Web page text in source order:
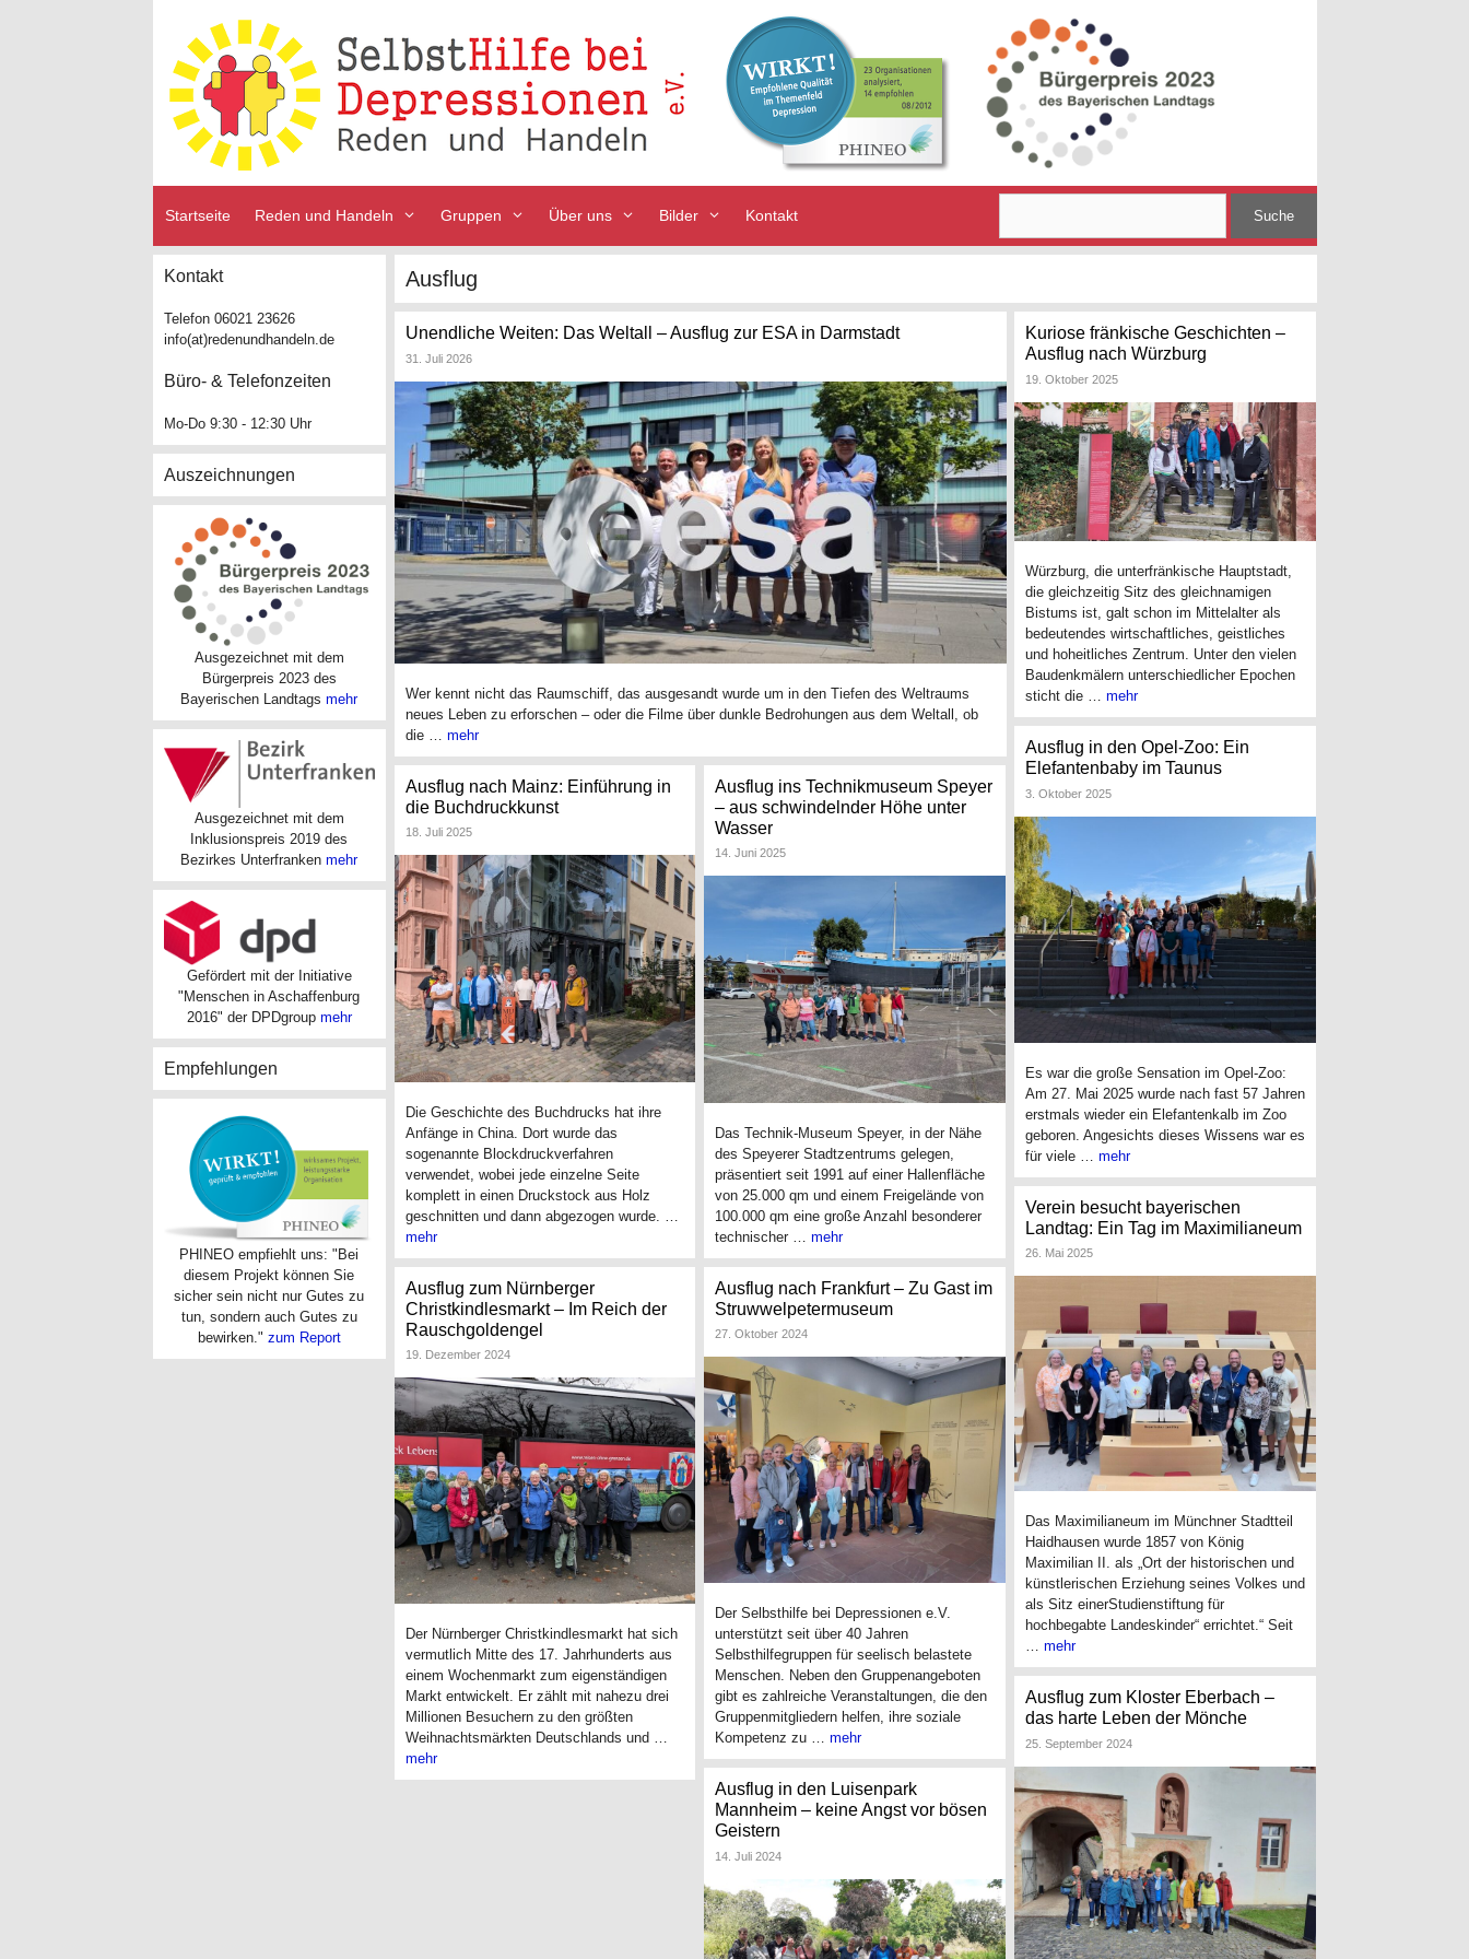
Startseite Reden und Handeln Gruppen Über uns Bilder Kontakt
Ausflug
Unendliche Weiten: Das Weltall – Ausflug zur ESA in Darmstadt
31. Juli 2026
Wer kennt nicht das Raumschiff, das ausgesandt wurde um in den Tiefen des Weltraums
neues Leben zu erforschen – oder die Filme über dunkle Bedrohungen aus dem Weltall, ob
die … mehr
Kuriose fränkische Geschichten –
Ausflug nach Würzburg
19. Oktober 2025
Würzburg, die unterfränkische Hauptstadt,
die gleichzeitig Sitz des gleichnamigen
Bistums ist, galt schon im Mittelalter als
bedeutendes wirtschaftliches, geistliches
und hoheitliches Zentrum. Unter den vielen
Baudenkmälern unterschiedlicher Epochen
sticht die …mehr
Ausflug in den Opel-Zoo: Ein
Elefantenbaby im Taunus
3. Oktober 2025
Es war die große Sensation im Opel-Zoo:
Am 27. Mai 2025 wurde nach fast 57 Jahren
erstmals wieder ein Elefantenkalb im Zoo
geboren. Angesichts dieses Wissens war es
für viele …mehr
Ausflug nach Mainz: Einführung in
die Buchdruckkunst
18. Juli 2025
Die Geschichte des Buchdrucks hat ihre
Anfänge in China. Dort wurde das
sogenannte Blockdruckverfahren
verwendet, wobei jede einzelne Seite
komplett in einen Druckstock aus Holz
geschnitten und dann abgezogen wurde. …
mehr
Ausflug ins Technikmuseum Speyer
– aus schwindelnder Höhe unter
Wasser
14. Juni 2025
Das Technik-Museum Speyer, in der Nähe
des Speyerer Stadtzentrums gelegen,
präsentiert seit 1991 auf einer Hallenfläche
von 25.000 qm und einem Freigelände von
100.000 qm eine große Anzahl besonderer
technischer …mehr
Verein besucht bayerischen
Landtag: Ein Tag im Maximilianeum
26. Mai 2025
Das Maximilianeum im Münchner Stadtteil
Haidhausen wurde 1857 von König
Maximilian II. als „Ort der historischen und
künstlerischen Erziehung seines Volkes und
als Sitz einerStudienstiftung für
hochbegabte Landeskinder“ errichtet.“ Seit
…mehr
Ausflug zum Nürnberger
Christkindlesmarkt – Im Reich der
Rauschgoldengel
19. Dezember 2024
Der Nürnberger Christkindlesmarkt hat sich
vermutlich Mitte des 17. Jahrhunderts aus
einem Wochenmarkt zum eigenständigen
Markt entwickelt. Er zählt mit nahezu drei
Millionen Besuchern zu den größten
Weihnachtsmärkten Deutschlands und …
mehr
Ausflug nach Frankfurt – Zu Gast im
Struwwelpetermuseum
27. Oktober 2024
Der Selbsthilfe bei Depressionen e.V.
unterstützt seit über 40 Jahren
Selbsthilfegruppen für seelisch belastete
Menschen. Neben den Gruppenangeboten
gibt es zahlreiche Veranstaltungen, die den
Gruppenmitgliedern helfen, ihre soziale
Kompetenz zu …mehr
Ausflug zum Kloster Eberbach –
das harte Leben der Mönche
25. September 2024
Ausflug in den Luisenpark
Mannheim – keine Angst vor bösen
Geistern
14. Juli 2024
Kontakt
Telefon 06021 23626
info(at)redenundhandeln.de
Büro- & Telefonzeiten
Mo-Do 9:30 - 12:30 Uhr
Auszeichnungen
Ausgezeichnet mit dem
Bürgerpreis 2023 des
Bayerischen Landtags mehr
Ausgezeichnet mit dem
Inklusionspreis 2019 des
Bezirkes Unterfranken mehr
Gefördert mit der Initiative
"Menschen in Aschaffenburg
2016" der DPDgroup mehr
Empfehlungen
PHINEO empfiehlt uns: "Bei
diesem Projekt können Sie
sicher sein nicht nur Gutes zu
tun, sondern auch Gutes zu
bewirken." zum Report